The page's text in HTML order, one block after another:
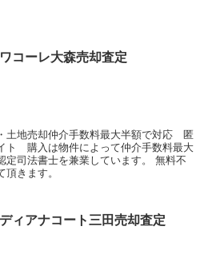
ワコーレ大森売却査定
土地売却仲介手数料最大半額で対応 匿
ト 購入は物件によって仲介手数料最大
定司法書士を兼業しています。 無料不
きます。
ディアナコート三田売却査定